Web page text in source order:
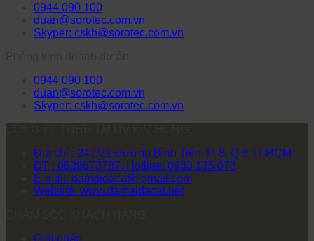
0944 090 100
duan@sorotec.com.vn
Skyper: cskh@sorotec.com.vn
0944 090 100
duan@sorotec.com.vn
Skyper: cskh@sorotec.com.vn
Địa chỉ : 247/21 Đường Bình Tiên, P. 8, Q.6,TPHCM
ĐT : 0839673787. Hotline: 0933 135 073
E-mail: damaidacat@gmail.com
Website: www.damaidacat.net
Giải pháp